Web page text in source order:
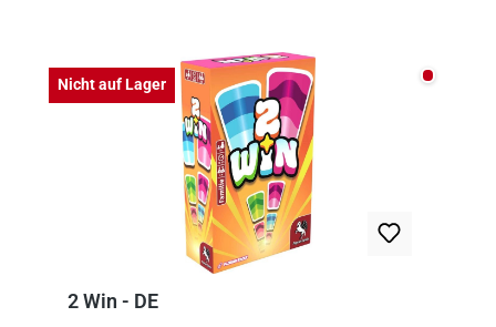
Nicht auf Lager Nicht
2 Win - DE